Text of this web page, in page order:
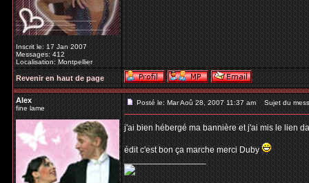
Inscrit le: 17 Jan 2007
Messages: 412
Localisation: Montpellier
Revenir en haut de page
Alex
fine lame
Posté le: Mar Aoû 28, 2007 11:37 am Sujet du
j'ai bien hébergé ma bannière et j'ai mis le lien
édit c'est bon ça marche merci Duby
_________________